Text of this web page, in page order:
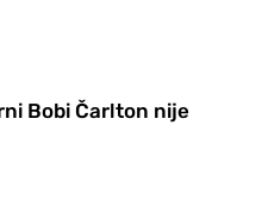
Bobi Čarlton nije